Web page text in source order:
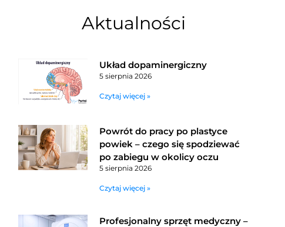
Aktualności
Układ dopaminergiczny
5 sierpnia 2026
Czytaj więcej »
Powrót do pracy po plastyce
powiek – czego się spodziewać
po zabiegu w okolicy oczu
5 sierpnia 2026
Czytaj więcej »
Profesjonalny sprzęt medyczny –